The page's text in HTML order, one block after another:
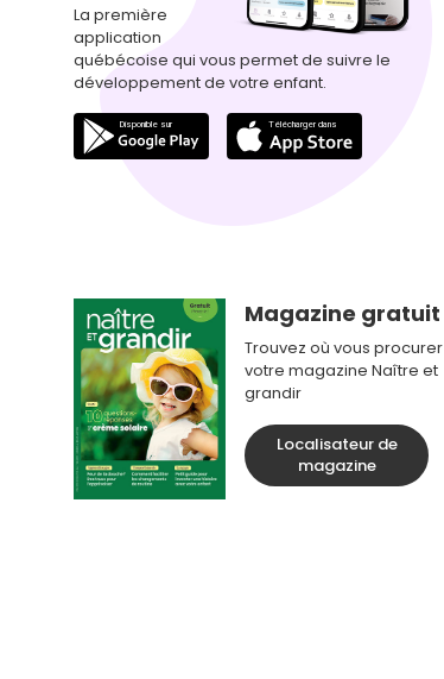
La première
application
québécoise qui vous permet de suivre le
développement de votre enfant.
Magazine gratuit
Trouvez où vous procurer
votre magazine Naître et
grandir
Localisateur de
magazine